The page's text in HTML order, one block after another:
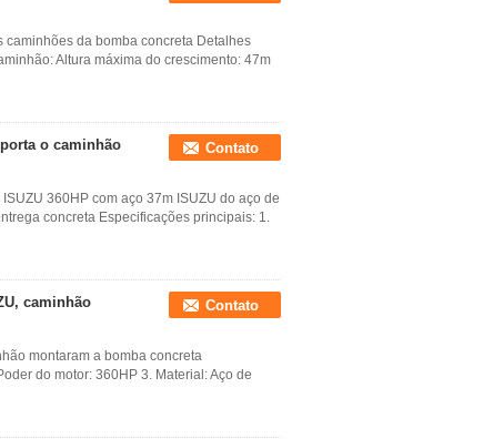
da bomba concreta Detalhes
Altura máxima do crescimento: 47m
o caminhão
Contato
360HP com aço 37m ISUZU do aço de
concreta Especificações principais: 1.
caminhão
Contato
montaram a bomba concreta
do motor: 360HP 3. Material: Aço de